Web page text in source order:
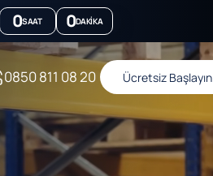
0SAAT 0DAKIKA
0850 811 08 20 Ücretsiz Başlayın